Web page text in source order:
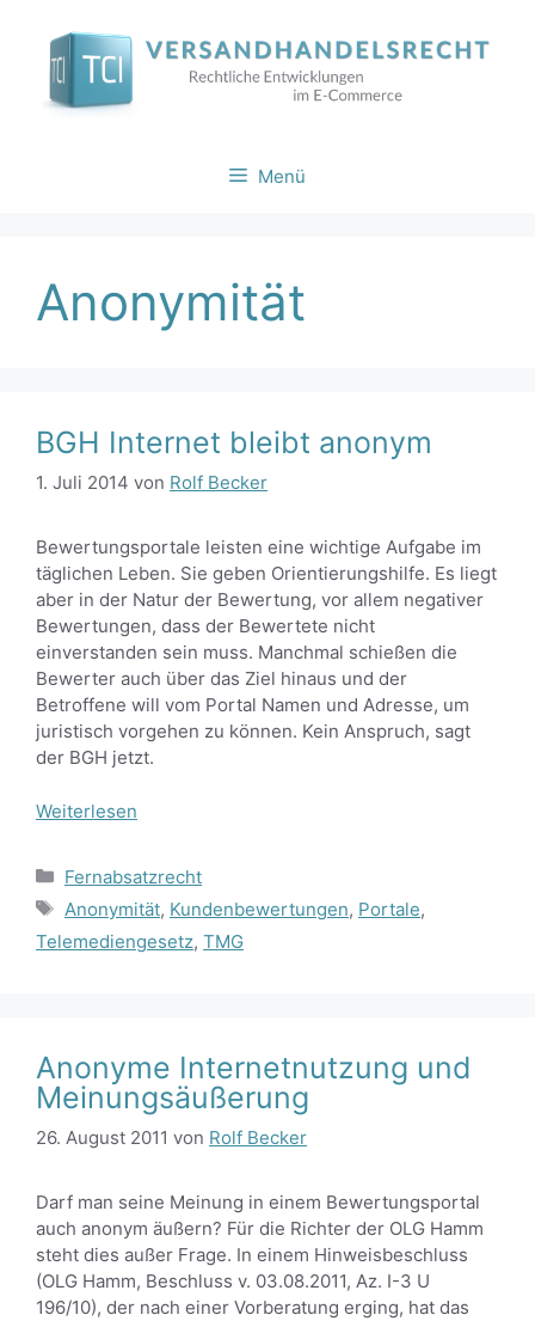
springen
Menü
Anonymität
BGH Internet bleibt anonym
1. Juli 2014 von Rolf Becker
Bewertungsportale leisten eine wichtige Aufgabe im
täglichen Leben. Sie geben Orientierungshilfe. Es liegt
aber in der Natur der Bewertung, vor allem negativer
Bewertungen, dass der Bewertete nicht
einverstanden sein muss. Manchmal schießen die
Bewerter auch über das Ziel hinaus und der
Betroffene will vom Portal Namen und Adresse, um
juristisch vorgehen zu können. Kein Anspruch, sagt
der BGH jetzt.
Weiterlesen
Kategorien
Fernabsatzrecht
Schlagwörter
Anonymität, Kundenbewertungen, Portale,
Telemediengesetz, TMG
Anonyme Internetnutzung und
Meinungsäußerung
26. August 2011 von Rolf Becker
Darf man seine Meinung in einem Bewertungsportal
auch anonym äußern? Für die Richter der OLG Hamm
steht dies außer Frage. In einem Hinweisbeschluss
(OLG Hamm, Beschluss v. 03.08.2011, Az. I-3 U
196/10), der nach einer Vorberatung erging, hat das